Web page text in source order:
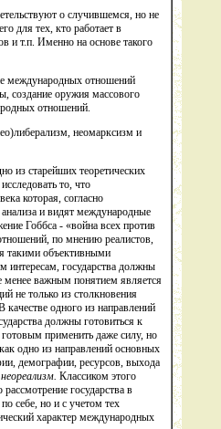
о случившемся, но не
для тех, кто работает в
и т.п. Именно на основе такого
международных отношений
создание оружия массового
отношений.
неомарксизм и
из старейших теоретических
то, что
которая, согласно
и видят международные
Гоббса - «война всех против
по мнению реалистов,
такими объективными
интересам, государства должны
менее важным понятием является
не только из столкновения
одного из направлений
должны готовиться к
готовым применить даже силу, но
одно из направлений основных
демографии, ресурсов, выхода
неореализм. Классиком этого
государства в
себе, но и с учетом тех
характер международных